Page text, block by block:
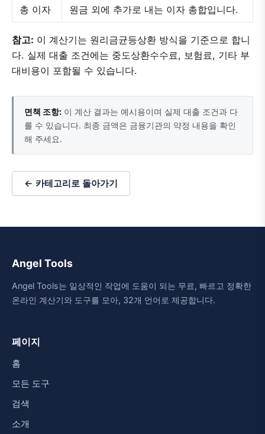
총 이자 원금 외에 추가로 내는 이자 총합입니다.
참고: 이 계산기는 원리금균등상환 방식을 기준으로 합니
다. 실제 대출 조건에는 중도상환수수료, 보험료, 기타 부
대비용이 포함될 수 있습니다.
면책 조항: 이 계산 결과는 예시용이며 실제 대출 조건과 다
를 수 있습니다. 최종 금액은 금융기관의 약정 내용을 확인
해 주세요.
← 카테고리로 돌아가기
Angel Tools
Angel Tools는 일상적인 작업에 도움이 되는 무료, 빠르고 정확한
온라인 계산기와 도구를 모아, 32개 언어로 제공합니다.
페이지
홈
모든 도구
검색
소개